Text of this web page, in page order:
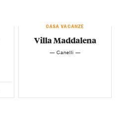
CASA VACANZE
Villa Maddalena
— Canelli —